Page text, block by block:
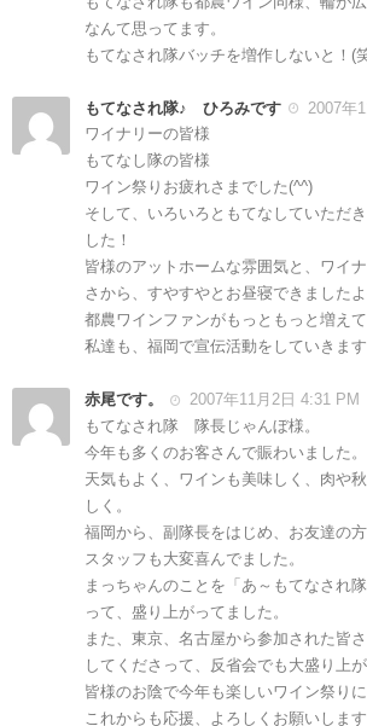
なんて思ってます。
もてなされ隊バッチを増作しないと！(
もてなされ隊♪ ひろみです
2007年
ワイナリーの皆様
もてなし隊の皆様
ワイン祭りお疲れさまでした(^^)
そして、いろいろともてなしていただ
した！
皆様のアットホームな雰囲気と、ワイ
さから、すやすやとお昼寝できました
都農ワインファンがもっともっと増えて
私達も、福岡で宣伝活動をしていきます
赤尾です。
2007年11月2日 4:31 PM
もてなされ隊 隊長じゃんぼ様。
今年も多くのお客さんで賑わいました。
天気もよく、ワインも美味しく、肉や
しく。
福岡から、副隊長をはじめ、お友達の方
スタッフも大変喜んでました。
まっちゃんのことを「あ～もてなされ隊
って、盛り上がってました。
また、東京、名古屋から参加された皆
してくださって、反省会でも大盛り上が
皆様のお陰で今年も楽しいワイン祭りに
これからも応援、よろしくお願いします